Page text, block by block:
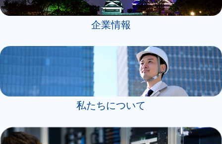
企業情報
私たちについて